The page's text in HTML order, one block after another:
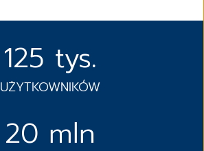
125 tys.
UŻYTKOWNIKÓW
20 mln